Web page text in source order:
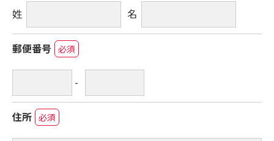
姓 名
郵便番号 必須
-
住所 必須